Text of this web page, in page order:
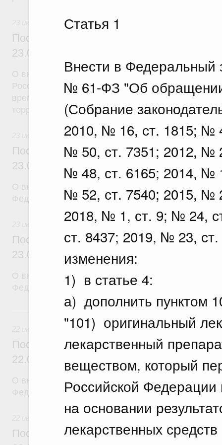
Статья 1
Внести в Федеральный
№ 61-ФЗ "Об
(Собрание
2010, № 16, ст. 1815; №
№ 50, ст. 7351; 2012, №
№ 48, ст. 6165; 2014, №
№ 52, ст. 7540; 2015, №
2018, № 1, ст. 9; № 24,
ст. 8437; 2019, № 23,
изменения:
1) в статье 4:
а) дополнить пунктом
"101) оригинальный
лекарственный
веществом, который
Российской Федерации
на основании
лекарственных
Постановление Правительства
23.07.2026 г. № 926
О внесении на ратификацию Соглашения между
Российской Федерации и Правительством
временной трудовой деятельности граждан
территории другого государства
Постановление Правительства
23.07.2026 г. № 928
Федерации от 20 июля 2011 г. № 590
Постановление Правительства
23.07.2026 г. № 929
О внесении изменений в постановление
Федерации от 24 декабря 2021 г. № 2439
22 июля, среда
Постановление Правительства
22.07.2026 г. № 921
О внесении изменений в постановление
Федерации от 30 ноября 2022 г. № 2177
Постановление Правительства